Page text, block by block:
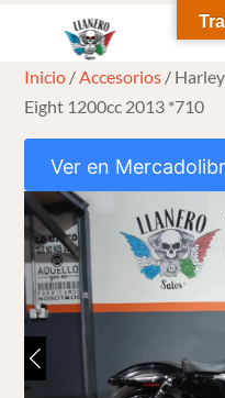
content
Inicio /Accesorios /
Eight 1200cc 2013 *710
Ver en